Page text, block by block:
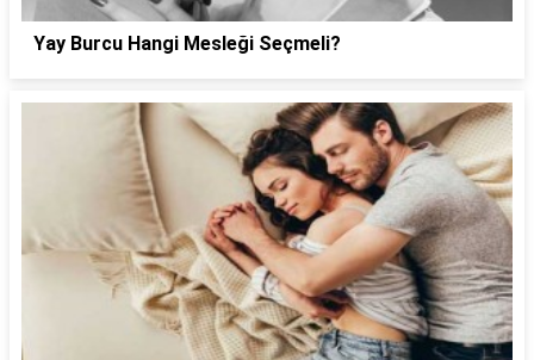
Yay Burcu Hangi Mesleği Seçmeli?